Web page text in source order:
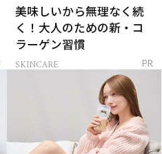
美味しいから無理なく続
く！大人のための新・コ
ラーゲン習慣
SKINCARE PR